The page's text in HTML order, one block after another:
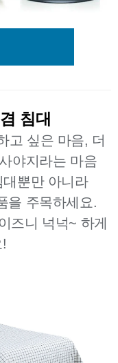
침대
고 싶은 마음, 더
야지라는 마음
뿐만 아니라
을 주목하세요.
즈니 넉넉~ 하게